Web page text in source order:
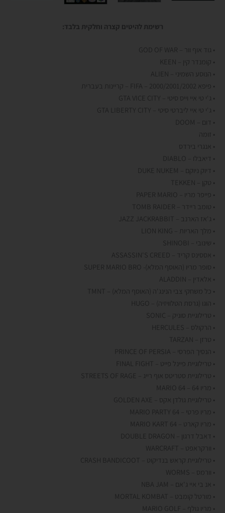
רשימת להיטים קצרה וחלקית בלבד:
• גוד אוף וור – GOD OF WAR
• קומנדר קין – KEEN
• הנוסע השמיני – ALIEN
• פיפא 2000/2001/2002 – FIFA – קריינות בעברית
• ג'י טי איי וייס סיטי – GTA VICE CITY
• ג'י טי איי ליברטי סיטי – GTA LIBERTY CITY
• דום – DOOM
• זומה
• אנגרי בירדס
• דיאבלו – DIABLO
• דיוק ניוקם – DUKE NUKEM
• טקן – TEKKEN
• פייפר מריו – PAPER MARIO
• טומב ריידר – TOMB RAIDER
• ג'אז הארנב – JAZZ JACKRABBIT
• מלך האריות – LION KING
• שינובי – SHINOBI
• אססינס קריד – ASSASSIN'S CREED
• סופר מריו (האוסף המלא)- SUPER MARIO BRO
• אלאדין – ALADDIN
• כל משחקי צבי הנינג'ה (האוסף המלא) – TMNT
• הוגו (גרסת הטלוויזיה) – HUGO
• טרילוגיית סוניק – SONIC
• הרקולס – HERCULES
• טרזן – TARZAN
• הנסיך הפרסי – PRINCE OF PERSIA
• טרילוגיית פיינל פייט – FINAL FIGHT
• טרילוגיית סטריטס אוף רייג – STREETS OF RAGE
• מריו 64 – MARIO 64
• טרילוגיית גולדן אקס – GOLDEN AXE
• מריו פרטי – 64 MARIO PARTY
• מריו קארט – 64 MARIO KART
• דאבל דרגון – DOUBLE DRAGON
• וורקראפט – WARCRAFT
• טרילוגיית קראש בנדיקוט – CRASH BANDICOOT
• וורמס – WORMS
• אנ בי איי ג'אם – NBA JAM
• מורטל קומבט – MORTAL KOMBAT
• מריו גולף – MARIO GOLF